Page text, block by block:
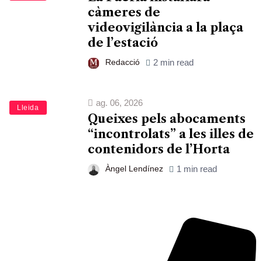
càmeres de
videovigilància a la plaça
de l’estació
Redacció 2 min read
Lleida
ag. 06, 2026
Queixes pels abocaments
“incontrolats” a les illes de
contenidors de l’Horta
Àngel Lendínez 1 min read